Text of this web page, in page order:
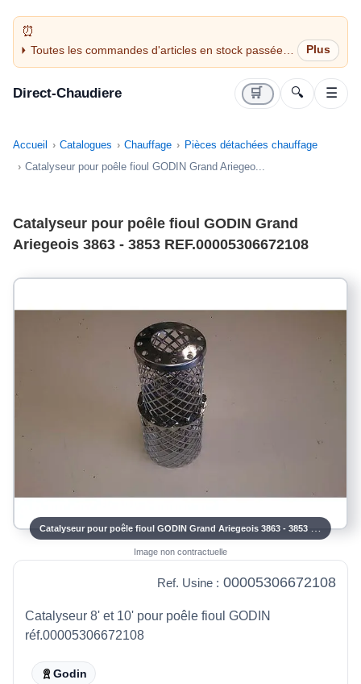
Toutes les commandes d'articles en stock passées
avant 14H sont expédiées le jour même (jours
Direct-Chaudiere 🛒 🔍 ☰
Accueil Catalogues Chauffage
Pièces détachées chauffage
Catalyseur pour poêle fioul GODIN Grand Ariegeo...
Catalyseur pour poêle fioul GODIN Grand
Ariegeois 3863 - 3853 REF.00005306672108
Image non contractuelle
Ref. Usine : 00005306672108
Catalyseur 8' et 10' pour poêle fioul GODIN
réf.00005306672108
Godin